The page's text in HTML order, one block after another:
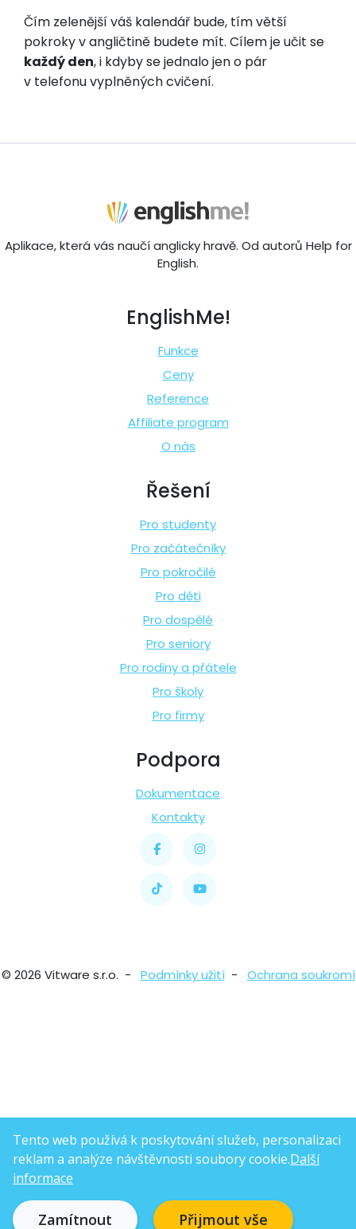
Čím zelenější váš kalendář bude, tím větší
pokroky v angličtině budete mít. Cílem je učit se
každý den, i kdyby se jednalo jen o pár
v telefonu vyplněných cvičení.
Aplikace, která vás naučí anglicky hravě. Od autorů Help for
English.
EnglishMe!
Funkce
Ceny
Reference
Affiliate program
O nás
Řešení
Pro studenty
Pro začátečníky
Pro pokročilé
Pro děti
Pro dospělé
Pro seniory
Pro rodiny a přátele
Pro školy
Pro firmy
Podpora
Dokumentace
Kontakty
© 2026 Vitware s.r.o. - Podmínky užití- Ochrana soukromí
Tento web používá k poskytování služeb, personalizaci
reklam a analýze návštěvnosti soubory cookie.Další
informace
Zamítnout Přijmout vše